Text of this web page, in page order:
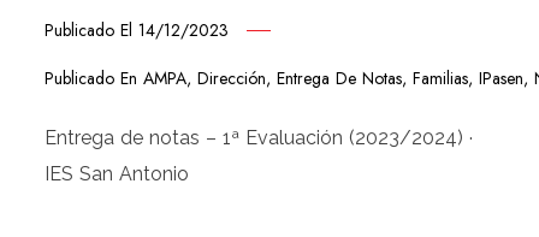
Publicado El14/12/2023
Publicado EnAMPA,Dirección,Entrega De Notas,Familias,IPasen,
Entrega de notas – 1ª Evaluación (2023/2024) ·
IES San Antonio